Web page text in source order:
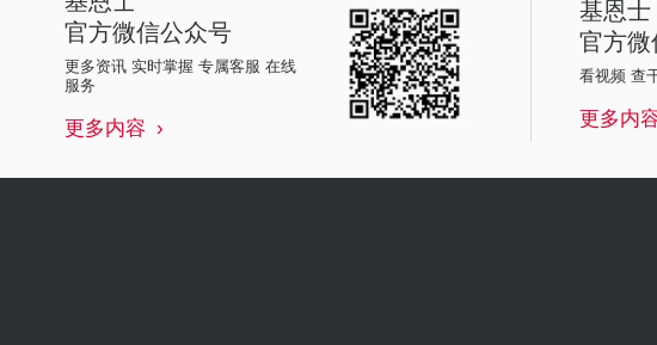
官方微信公众号
更多资讯 实时掌握 专属客服 在线
服务
更多内容
基恩士
官方
看视频 查
更多内